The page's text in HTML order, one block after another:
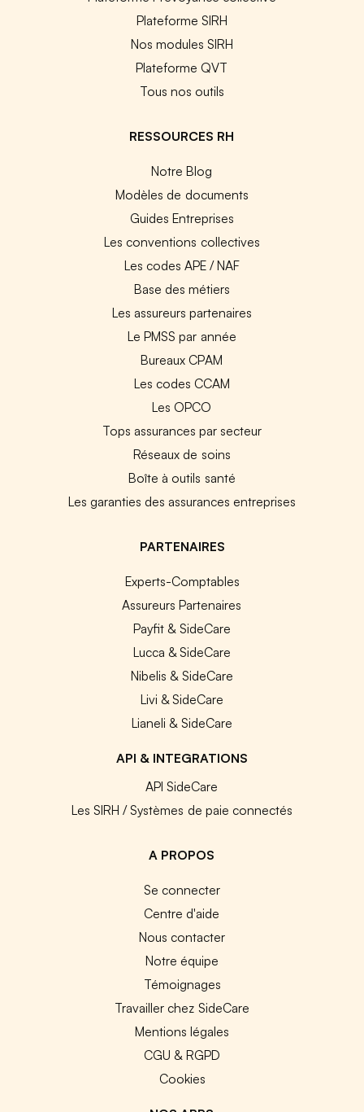
Plateforme SIRH
Nos modules SIRH
Plateforme QVT
Tous nos outils
RESSOURCES RH
Notre Blog
Modèles de documents
Guides Entreprises
Les conventions collectives
Les codes APE / NAF
Base des métiers
Les assureurs partenaires
Le PMSS par année
Bureaux CPAM
Les codes CCAM
Les OPCO
Tops assurances par secteur
Réseaux de soins
Boîte à outils santé
Les garanties des assurances entreprises
PARTENAIRES
Experts-Comptables
Assureurs Partenaires
Payfit & SideCare
Lucca & SideCare
Nibelis & SideCare
Livi & SideCare
Lianeli & SideCare
API & INTEGRATIONS
API SideCare
Les SIRH / Systèmes de paie connectés
A PROPOS
Se connecter
Centre d'aide
Nous contacter
Notre équipe
Témoignages
Travailler chez SideCare
Mentions légales
CGU & RGPD
Cookies